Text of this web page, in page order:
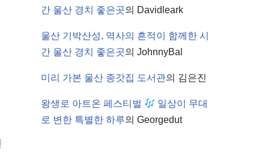
간 울산 경치 좋은곳의 Davidleark
울산 기박산성, 역사의 흔적이 함께한 시
간 울산 경치 좋은곳의 JohnnyBal
미리 가본 울산 종갓집 도서관의 김은진
왕생로 아트온 페스티벌
일상이 무대
로 변한 특별한 하루의 Georgedut